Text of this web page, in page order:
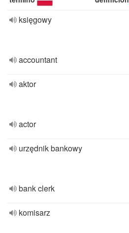
księgowy
accountant
aktor
actor
urzędnik bankowy
bank clerk
komisarz